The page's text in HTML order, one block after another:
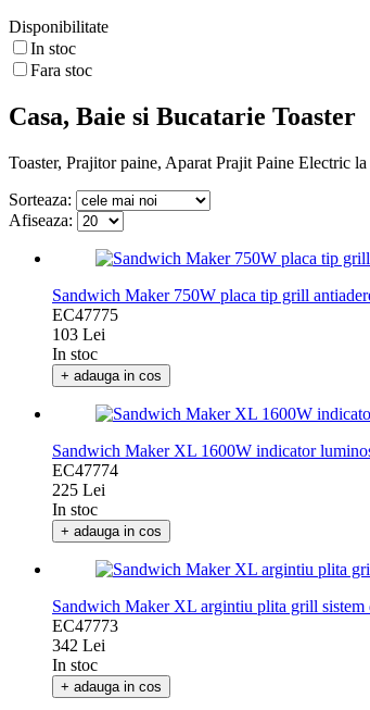
Disponibilitate
In stoc
Fara stoc
Casa, Baie si Bucatarie Toaster
Toaster, Prajitor paine, Aparat Prajit Paine Electric
Sorteaza:
Afiseaza:
Sandwich Maker 750W placa tip grill
EC47775
103 Lei
In stoc
+ adauga in cos
Sandwich Maker XL 1600W indicator
EC47774
225 Lei
In stoc
+ adauga in cos
Sandwich Maker XL argintiu plita grill
EC47773
342 Lei
In stoc
+ adauga in cos